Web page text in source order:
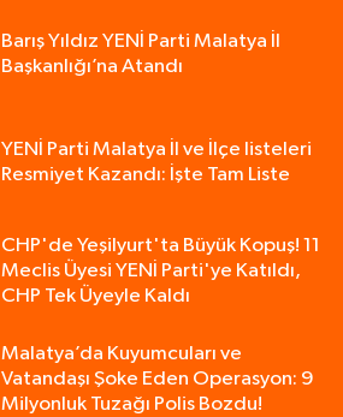
Barış Yıldız YENİ Parti Malatya İl
Başkanlığı’na Atandı
YENİ Parti Malatya İl ve İlçe listeleri
Resmiyet Kazandı: İşte Tam Liste
CHP'de Yeşilyurt'ta Büyük Kopuş! 11
Meclis Üyesi YENİ Parti'ye Katıldı,
CHP Tek Üyeyle Kaldı
Malatya’da Kuyumcuları ve
Vatandaşı Şoke Eden Operasyon: 9
Milyonluk Tuzağı Polis Bozdu!